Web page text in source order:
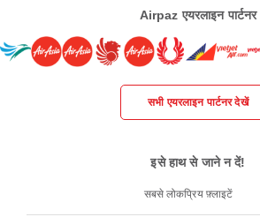
Airpaz एयरलाइन पार्टनर
सभी एयरलाइन पार्टनर देखें
इसे हाथ से जाने न दें!
सबसे लोकप्रिय फ़्लाइटें